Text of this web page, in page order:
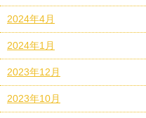
2024年4月
2024年1月
2023年12月
2023年10月